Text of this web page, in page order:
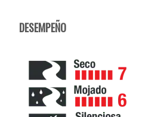
DESEMPEÑO